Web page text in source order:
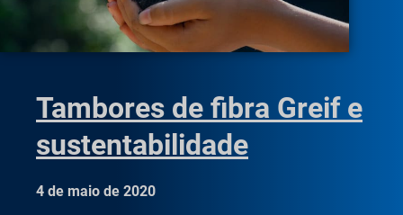
Tambores de fibra Greif e
sustentabilidade
4 de maio de 2020